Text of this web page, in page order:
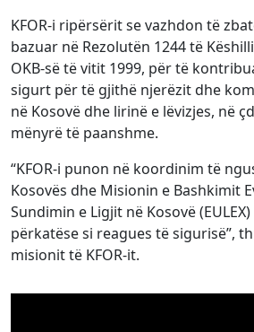
KFOR-i ripërsërit se vazhdon të
bazuar në Rezolutën 1244 të
OKB-së të vitit 1999, për të
sigurt për të gjithë njerëzit dhe
në Kosovë dhe lirinë e lëvizjes, në
mënyrë të paanshme.
“KFOR-i punon në koordinim të
Kosovës dhe Misionin e Bashkimit
Sundimin e Ligjit në Kosovë
përkatëse si reagues të sigurisë”,
misionit të KFOR-it.